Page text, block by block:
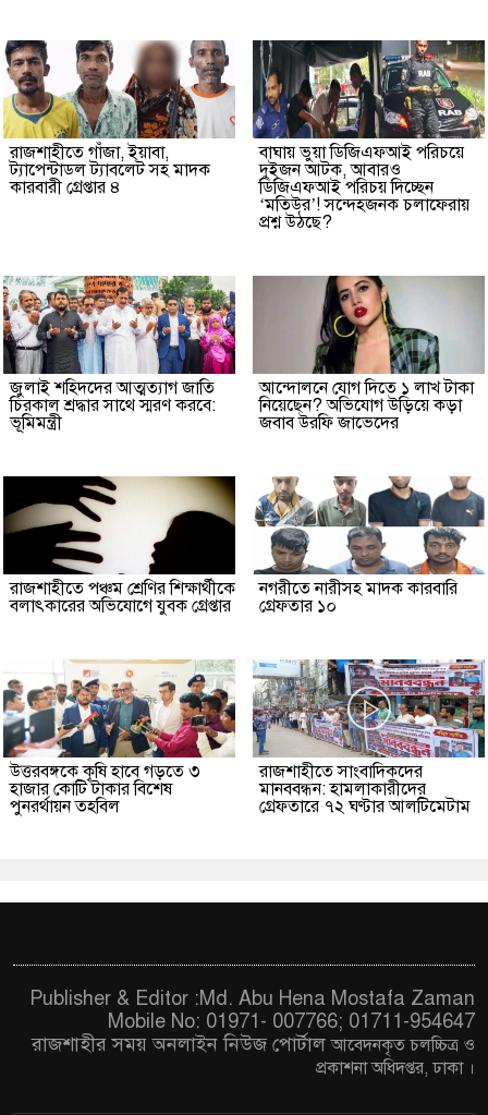
রাজশাহীতে গাঁজা, ইয়াবা,
ট্যাপেন্টাডল ট্যাবলেট সহ মাদক
কারবারী গ্রেপ্তার ৪
বাঘায় ভুয়া ডিজিএফআই পরিচয়ে
দুইজন আটক, আবারও
ডিজিএফআই পরিচয় দিচ্ছেন
‘মতিউর’! সন্দেহজনক চলাফেরায়
প্রশ্ন উঠছে?
জুলাই শহিদদের আত্মত্যাগ জাতি
চিরকাল শ্রদ্ধার সাথে স্মরণ করবে:
ভূমিমন্ত্রী
আন্দোলনে যোগ দিতে ১ লাখ টাকা
নিয়েছেন? অভিযোগ উড়িয়ে কড়া
জবাব উরফি জাভেদের
রাজশাহীতে পঞ্চম শ্রেণির শিক্ষার্থীকে
বলাৎকারের অভিযোগে যুবক গ্রেপ্তার
নগরীতে নারীসহ মাদক কারবারি
গ্রেফতার ১০
উত্তরবঙ্গকে কৃষি হাবে গড়তে ৩
হাজার কোটি টাকার বিশেষ
পুনরর্থায়ন তহবিল
রাজশাহীতে সাংবাদিকদের
মানববন্ধন: হামলাকারীদের
গ্রেফতারে ৭২ ঘণ্টার আলটিমেটাম
Publisher & Editor :Md. Abu Hena Mostafa Zaman
Mobile No: 01971- 007766; 01711-954647
রাজশাহীর সময় অনলাইন নিউজ পোর্টালআবেদনকৃত চলচ্চিত্র ও
প্রকাশনা অধিদপ্তর, ঢাকা ।